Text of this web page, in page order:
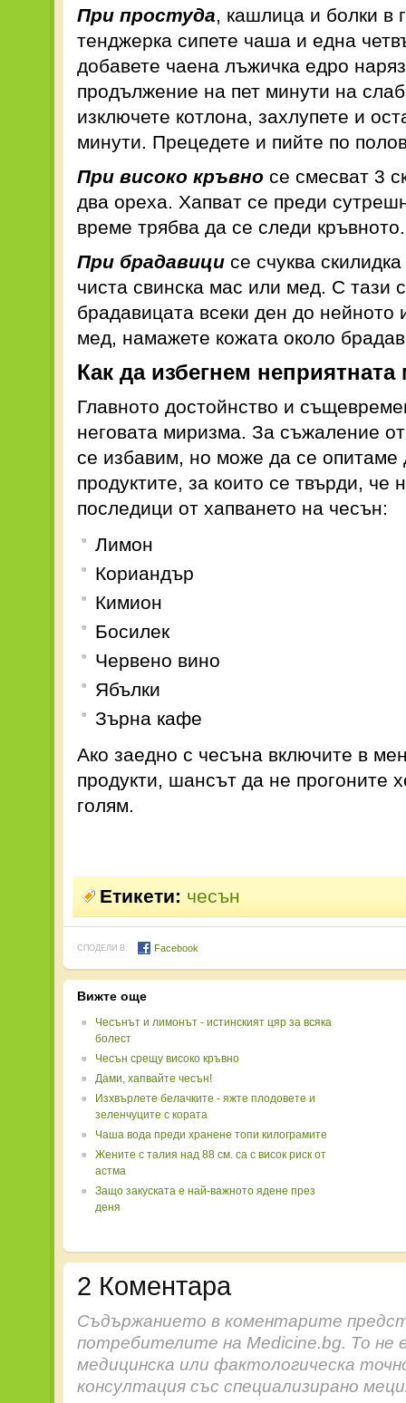
При простуда, кашлица и болки в
тенджерка сипете чаша и една
добавете чаена лъжичка едро
продължение на пет минути на
изключете котлона, захлупете и
минути. Прецедете и пийте по
При високо кръвно се смесват 3
два ореха. Хапват се преди
време трябва да се следи кръвното.
При брадавици се счуква
чиста свинска мас или мед. С тази
брадавицата всеки ден до нейното
мед, намажете кожата около
Как да избегнем
Главното достойнство и
неговата миризма. За съжаление
се избавим, но може да се
продуктите, за които се твърди, че
последици от хапването на чесън:
Лимон
Кориандър
Кимион
Босилек
Червено вино
Ябълки
Зърна кафе
Ако заедно с чесъна включите в
продукти, шансът да не прогоните
голям.
Етикети: чесън
СПОДЕЛИ В: Facebook
Вижте още
Чесънът и лимонът - истинският цяр за всяка
болест
Чесън срещу високо кръвно
Дами, хапвайте чесън!
Изхвърлете белачките - яжте плодовете и
зеленчуците с кората
Чаша вода преди хранене топи килограмите
Жените с талия над 88 см. са с висок риск от
астма
Защо закуската е най-важното ядене през
деня
2 Коментара
Съдържанието в коментарите
потребителите на Medicine.bg. То не
медицинска или фактологическа
консултация със специализирано